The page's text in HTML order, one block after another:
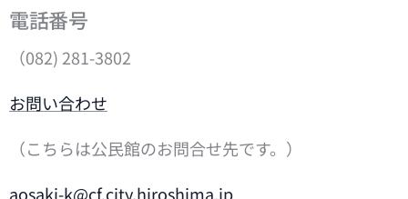
電話番号
（082) 281-3802
お問い合わせ
（こちらは公民館のお問合せ先です。）
aosaki-k@cf.city.hiroshima.jp